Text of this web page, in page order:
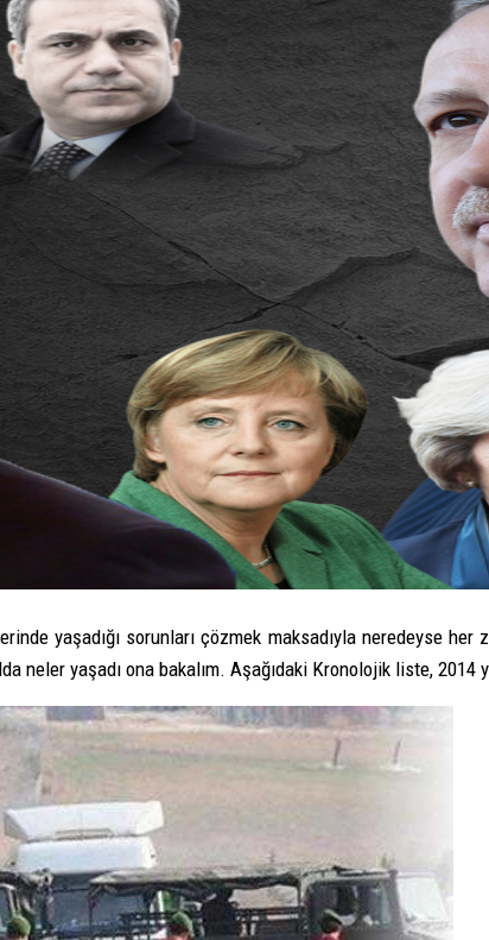
yaşadığı sorunları çözmek maksadıyla neredeyse
yaşadı ona bakalım. Aşağıdaki Kronolojik liste, 2014